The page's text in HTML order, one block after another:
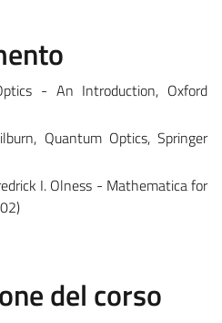
- An Introduction, Oxford
Quantum Optics, Springer
I. Olness - Mathematica for
del corso